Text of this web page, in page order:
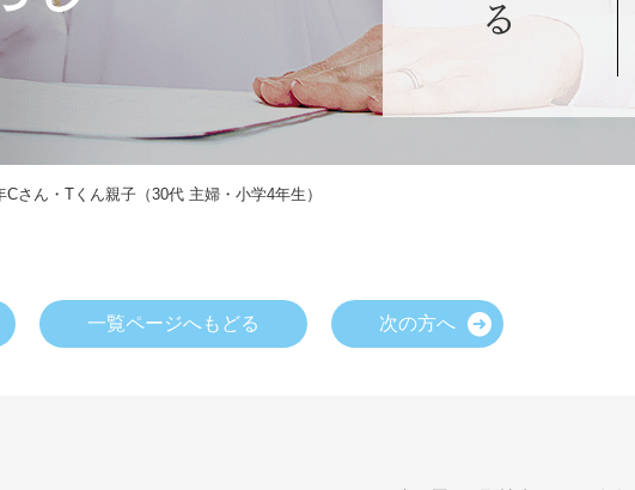
Cさん・Tくん親子（30代 主婦・小学4年生）
一覧ページへもどる 次の方へ